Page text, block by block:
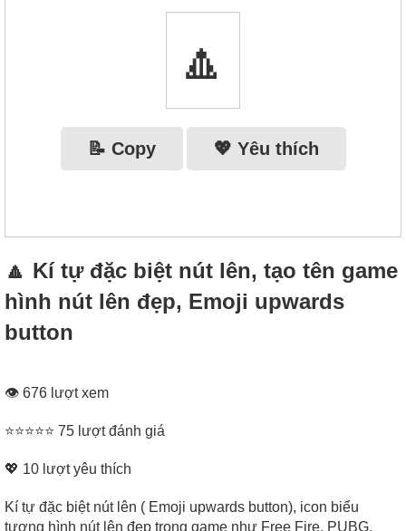
🔼
📝 Copy 💖 Yêu thích
🔼 Kí tự đặc biệt nút lên, tạo tên game
hình nút lên đẹp, Emoji upwards
button
👁 676 lượt xem
⭐⭐⭐⭐⭐ 75 lượt đánh giá
💖 10 lượt yêu thích
Kí tự đặc biệt nút lên ( Emoji upwards button), icon biểu
tượng hình nút lên đẹp trong game như Free Fire, PUBG,